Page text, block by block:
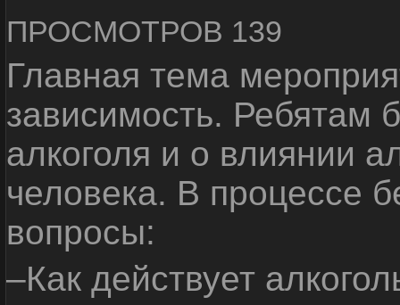
ПРОСМОТРОВ 139
Главная тема
зависимость. Ребятам
алкоголя и о влиянии
человека. В процессе
вопросы:
–Как действует